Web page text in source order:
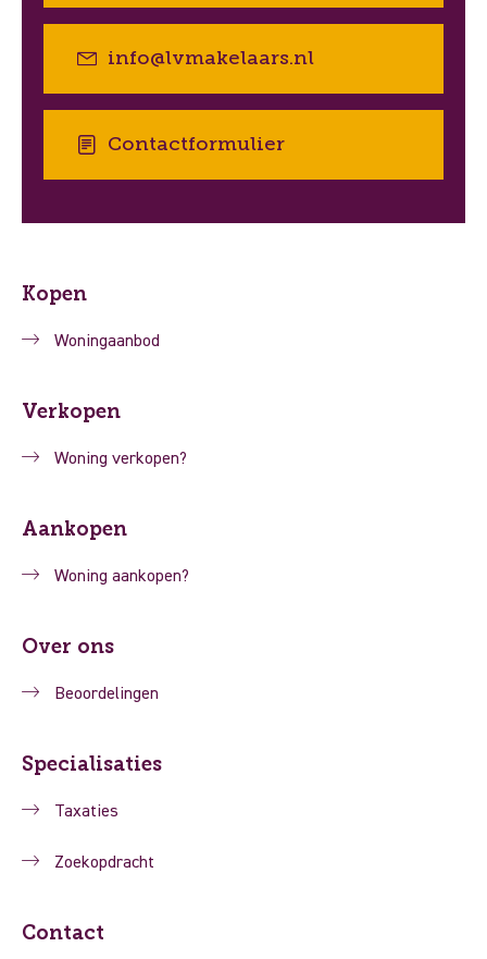
info@lvmakelaars.nl
Contactformulier
Kopen
Woningaanbod
Verkopen
Woning verkopen?
Aankopen
Woning aankopen?
Over ons
Beoordelingen
Specialisaties
Taxaties
Zoekopdracht
Contact